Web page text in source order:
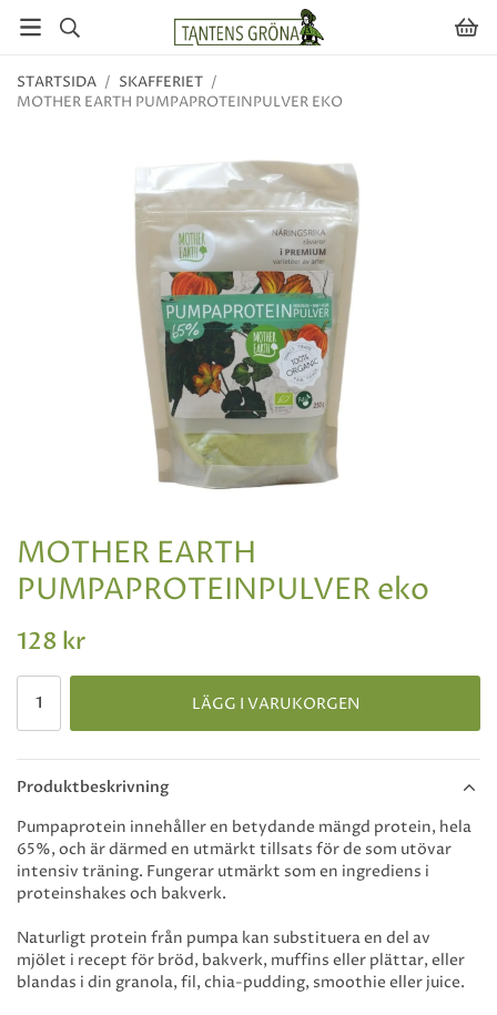
STARTSIDA / SKAFFERIET /
MOTHER EARTH PUMPAPROTEINPULVER EKO
MOTHER EARTH
PUMPAPROTEINPULVER eko
128 kr
LÄGG I VARUKORGEN
Produktbeskrivning
Pumpaprotein innehåller en betydande mängd protein, hela
65%, och är därmed en utmärkt tillsats för de som utövar
intensiv träning. Fungerar utmärkt som en ingrediens i
proteinshakes och bakverk.
Naturligt protein från pumpa kan substituera en del av
mjölet i recept för bröd, bakverk, muffins eller plättar, eller
blandas i din granola, fil, chia-pudding, smoothie eller juice.